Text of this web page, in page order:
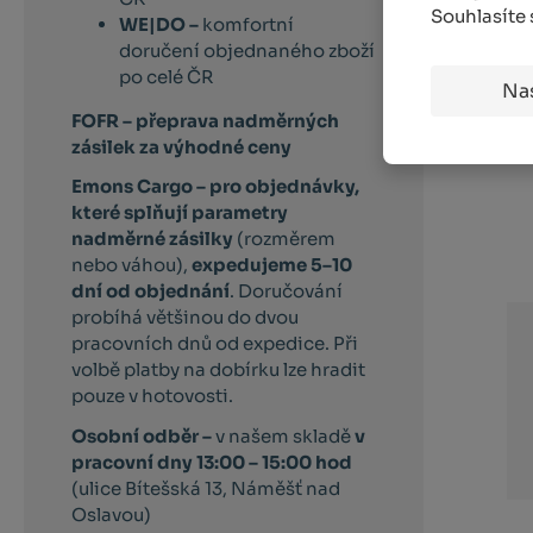
Souhlasíte
WE|DO – komfortní
doručení objednaného zboží
po celé ČR
FOFR – přeprava nadměrných
zásilek za výhodné ceny
Emons Cargo – pro objednávky,
které splňují parametry
nadměrné zásilky (rozměrem
nebo váhou), expedujeme 5–10
dní od objednání. Doručování
probíhá většinou do dvou
pracovních dnů od expedice. Při
volbě platby na dobírku lze hradit
pouze v hotovosti.
Osobní odběr –v našem skladěv
pracovní dny 13:00 – 15:00 hod
(ulice Bítešská 13, Náměšť nad
Oslavou)